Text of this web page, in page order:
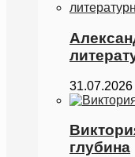
31.07.2026
глубина